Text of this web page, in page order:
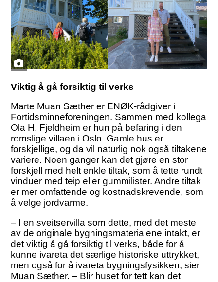
Viktig å gå forsiktig til verks
Marte Muan Sæther er ENØK-rådgiver i
Fortidsminneforeningen. Sammen med kollega
Ola H. Fjeldheim er hun på befaring i den
romslige villaen i Oslo. Gamle hus er
forskjellige, og da vil naturlig nok også tiltakene
variere. Noen ganger kan det gjøre en stor
forskjell med helt enkle tiltak, som å tette rundt
vinduer med teip eller gummilister. Andre tiltak
er mer omfattende og kostnadskrevende, som
å velge jordvarme.
– I en sveitservilla som dette, med det meste
av de originale bygningsmaterialene intakt, er
det viktig å gå forsiktig til verks, både for å
kunne ivareta det særlige historiske uttrykket,
men også for å ivareta bygningsfysikken, sier
Muan Sæther. – Blir huset for tett kan det